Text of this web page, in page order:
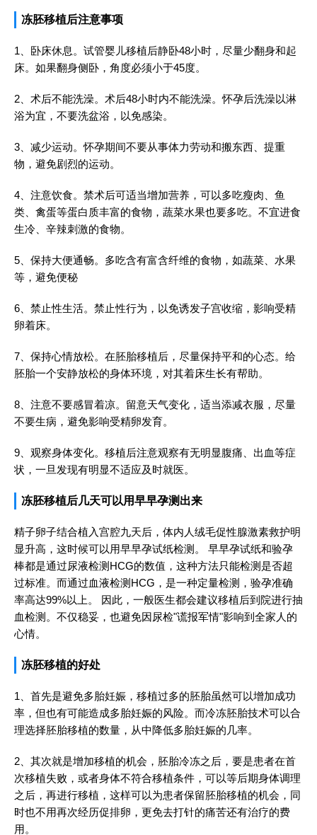
冻胚移植后注意事项
1、卧床休息。试管婴儿移植后静卧48小时，尽量少翻身和起
床。如果翻身侧卧，角度必须小于45度。
2、术后不能洗澡。术后48小时内不能洗澡。怀孕后洗澡以淋
浴为宜，不要洗盆浴，以免感染。
3、减少运动。怀孕期间不要从事体力劳动和搬东西、提重
物，避免剧烈的运动。
4、注意饮食。禁术后可适当增加营养，可以多吃瘦肉、鱼
类、禽蛋等蛋白质丰富的食物，蔬菜水果也要多吃。不宜进食
生冷、辛辣刺激的食物。
5、保持大便通畅。多吃含有富含纤维的食物，如蔬菜、水果
等，避免便秘
6、禁止性生活。禁止性行为，以免诱发子宫收缩，影响受精
卵着床。
7、保持心情放松。在胚胎移植后，尽量保持平和的心态。给
胚胎一个安静放松的身体环境，对其着床生长有帮助。
8、注意不要感冒着凉。留意天气变化，适当添减衣服，尽量
不要生病，避免影响受精卵发育。
9、观察身体变化。移植后注意观察有无明显腹痛、出血等症
状，一旦发现有明显不适应及时就医。
冻胚移植后几天可以用早早孕测出来
精子卵子结合植入宫腔九天后，体内人绒毛促性腺激素救护明
显升高，这时候可以用早早孕试纸检测。 早早孕试纸和验孕
棒都是通过尿液检测HCG的数值，这种方法只能检测是否超
过标准。而通过血液检测HCG，是一种定量检测，验孕准确
率高达99%以上。 因此，一般医生都会建议移植后到院进行抽
血检测。不仅稳妥，也避免因尿检"谎报军情"影响到全家人的
心情。
冻胚移植的好处
1、首先是避免多胎妊娠，移植过多的胚胎虽然可以增加成功
率，但也有可能造成多胎妊娠的风险。而冷冻胚胎技术可以合
理选择胚胎移植的数量，从中降低多胎妊娠的几率。
2、其次就是增加移植的机会，胚胎冷冻之后，要是患者在首
次移植失败，或者身体不符合移植条件，可以等后期身体调理
之后，再进行移植，这样可以为患者保留胚胎移植的机会，同
时也不用再次经历促排卵，更免去打针的痛苦还有治疗的费
用。